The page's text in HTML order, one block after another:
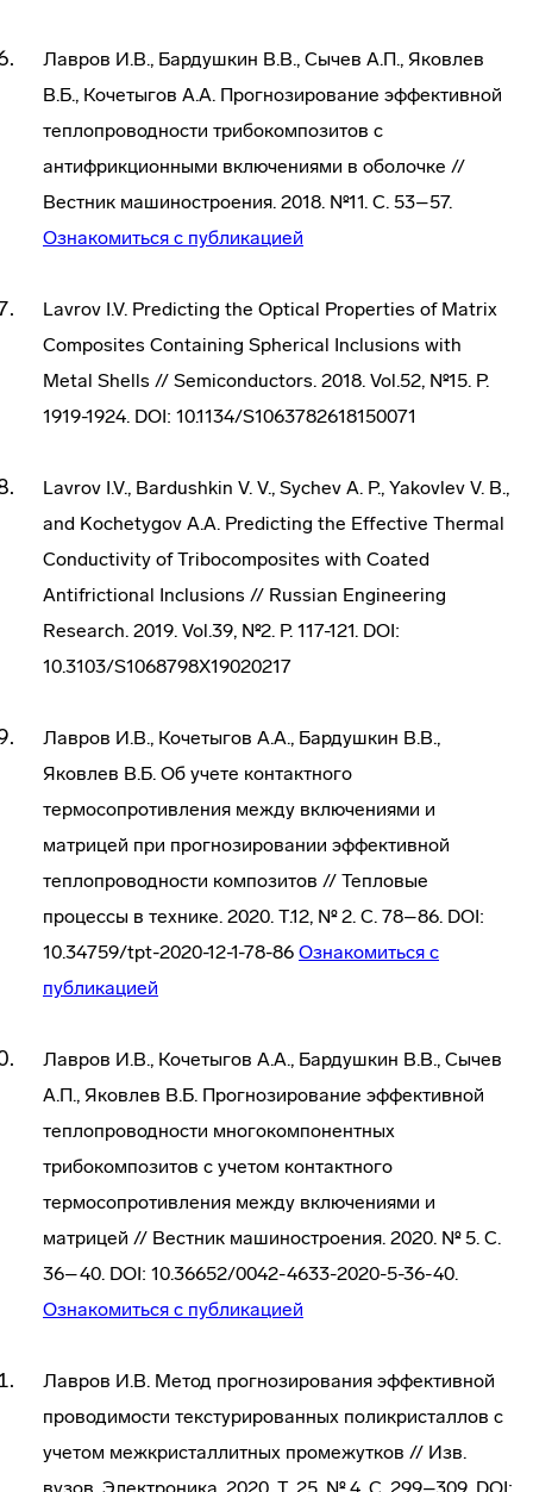
Лавров И.В., Бардушкин В.В., Сычев А.П., Яковлев
В.Б., Кочетыгов А.А. Прогнозирование эффективной
теплопроводности трибокомпозитов с
антифрикционными включениями в оболочке //
Вестник машиностроения. 2018. №11. С. 53–57.
Ознакомиться с публикацией
Lavrov I.V. Predicting the Optical Properties of Matrix
Composites Containing Spherical Inclusions with
Metal Shells // Semiconductors. 2018. Vol.52, №15. P.
1919-1924. DOI: 10.1134/S1063782618150071
Lavrov I.V., Bardushkin V. V., Sychev A. P., Yakovlev V. B.,
and Kochetygov A.A. Predicting the Effective Thermal
Conductivity of Tribocomposites with Coated
Antifrictional Inclusions // Russian Engineering
Research. 2019. Vol.39, №2. P. 117-121. DOI:
10.3103/S1068798X19020217
Лавров И.В., Кочетыгов А.А., Бардушкин В.В.,
Яковлев В.Б. Об учете контактного
термосопротивления между включениями и
матрицей при прогнозировании эффективной
теплопроводности композитов // Тепловые
процессы в технике. 2020. Т.12, № 2. С. 78–86. DOI:
10.34759/tpt-2020-12-1-78-86 Ознакомиться с
публикацией
Лавров И.В., Кочетыгов А.А., Бардушкин В.В., Сычев
А.П., Яковлев В.Б. Прогнозирование эффективной
теплопроводности многокомпонентных
трибокомпозитов с учетом контактного
термосопротивления между включениями и
матрицей // Вестник машиностроения. 2020. № 5. С.
36–40. DOI: 10.36652/0042-4633-2020-5-36-40.
Ознакомиться с публикацией
Лавров И.В. Метод прогнозирования эффективной
проводимости текстурированных поликристаллов с
учетом межкристаллитных промежутков // Изв.